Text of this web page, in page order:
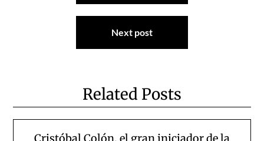
entradas
Next post
Related Posts